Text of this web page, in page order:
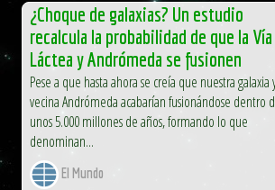
¿Choque de galaxias? Un estudio
recalcula la probabilidad de que la Vía
Láctea y Andrómeda se fusionen
Pese a que hasta ahora se creía que nuestra galaxia
vecina Andrómeda acabarían fusionándose dentro
unos 5.000 millones de años, formando lo que
denominan...
El Mundo